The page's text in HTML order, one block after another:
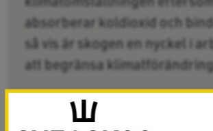
absorberar koldioxid och
så vis är skogen en nyckel i
att begränsa
Sveaskogs markinnehav bidrar med